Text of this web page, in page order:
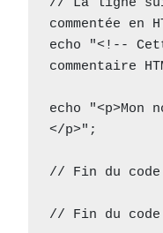
commentée en
echo "<!--
commentaire
echo
</p>";
// Fin du code